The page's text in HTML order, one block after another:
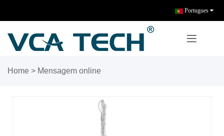
Portugues
Home > Mensagem online